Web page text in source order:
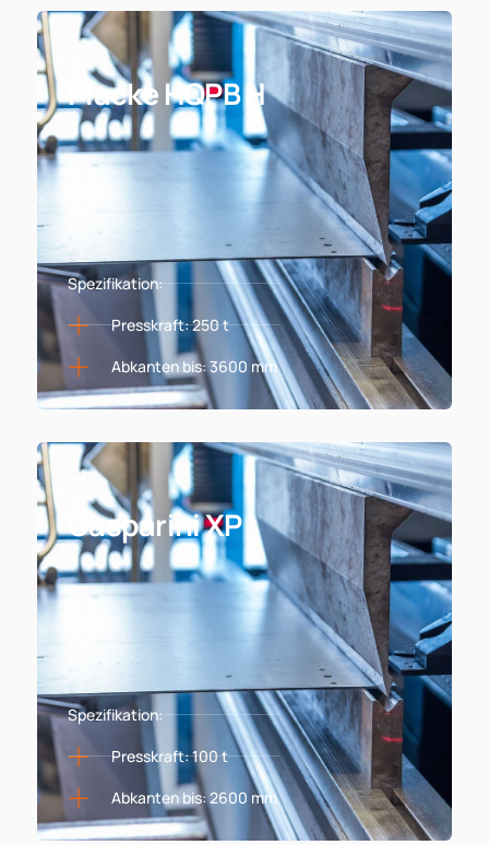
Placke HQPB H
Spezifikation:
Presskraft: 250 t
Abkanten bis: 3600 mm
Gasparini XP
Spezifikation:
Presskraft: 100 t
Abkanten bis: 2600 mm